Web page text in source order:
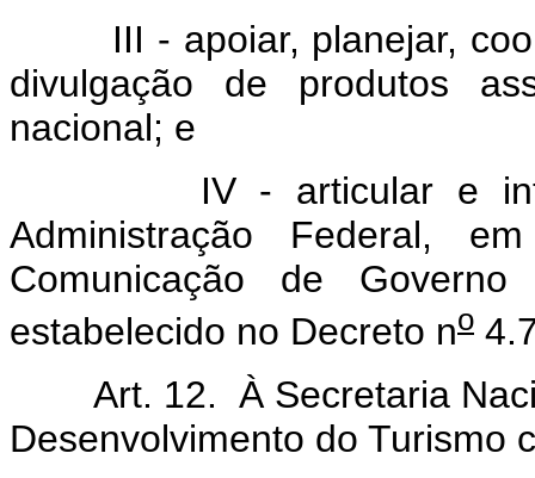
III - apoiar, planejar,
divulgação de produtos
nacional; e
IV - articular e
Administração Federal,
Comunicação de
estabelecido no Decreto no
Art. 12. À Secretaria
Desenvolvimento do Turismo